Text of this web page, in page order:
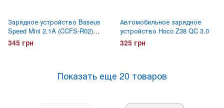
Зарядное устройство Baseus
Speed Mini 2.1A (CCFS-R02)
Белое
345 грн
Автомобильное зарядное
устройство Hoco Z38 QC 3.0
325 грн
Показать еще 20 товаров